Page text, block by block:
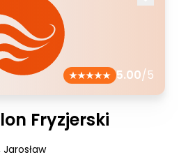
5.00/5
Fryzjerski
Jarosław